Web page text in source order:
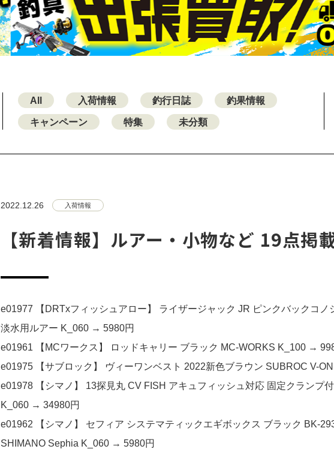
All 入荷情報 釣行日誌 釣果情報
キャンペーン 特集 未分類
2022.12.26 入荷情報
【新着情報】ルアー・小物など 19点掲
e01977 【DRTxフィッシュアロー】 ライザージャック JR ピンクバックコ
淡水用ルアー K_060 → 5980円
e01961 【MCワークス】 ロッドキャリー ブラック MC-WORKS K_100 →
e01975 【サブロック】 ヴィーワンベスト 2022新色ブラウン SUBROC V-
e01978 【シマノ】 13探見丸 CV FISH アキュフィッシュ対応 固定クランプ
K_060 → 34980円
e01962 【シマノ】 セフィア システマティックエギボックス ブラック BK-
SHIMANO Sephia K_060 → 5980円